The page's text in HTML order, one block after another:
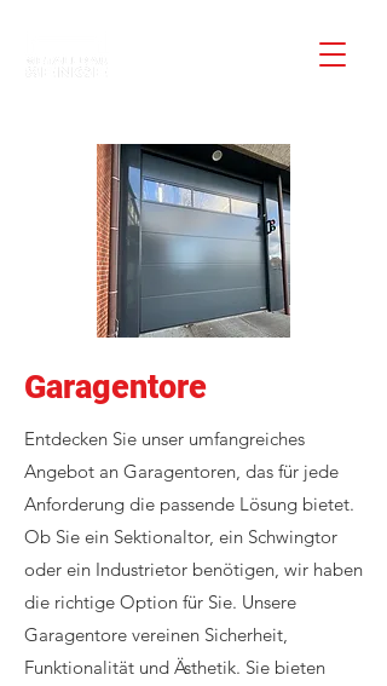
Garagentore
Entdecken Sie unser umfangreiches
Angebot an Garagentoren, das für jede
Anforderung die passende Lösung bietet.
Ob Sie ein Sektionaltor, ein Schwingtor
oder ein Industrietor benötigen, wir haben
die richtige Option für Sie. Unsere
Garagentore vereinen Sicherheit,
Funktionalität und Ästhetik. Sie bieten